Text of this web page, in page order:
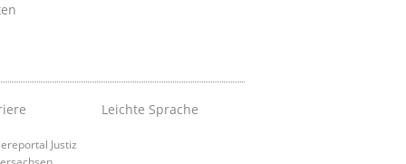
Justiz
Leichte Sprache